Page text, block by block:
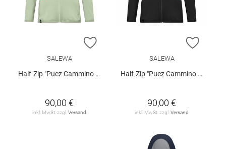
ZUR WUNSCHLISTE HINZUFÜGEN
SALEWA
Half-Zip "Puez Cammino Polarlight"
90,00 €
inkl. MwSt. zzgl. Versand
ZUR
SALEWA
Half-Zip "Puez Cammino Polarlight"
90,00 €
inkl. MwSt. zzgl. Versand